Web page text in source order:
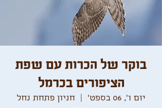
בוקר של הכרות עם שפת
הציפורים בכרמל
יום ו׳, 06 בספט׳
חניון פתחת נחל